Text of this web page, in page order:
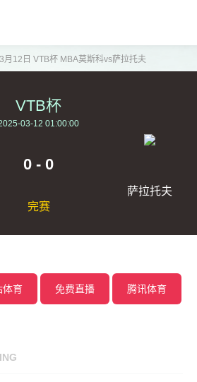
月12日 VTB杯 MBA莫斯科vs萨拉托夫
VTB杯
03-12 01:00:00
0 - 0
完赛
萨拉托夫
体育 免费直播 腾讯体育